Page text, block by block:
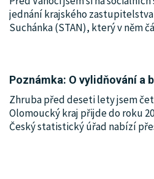
jednání krajského
Suchánka (STAN), který v něm
Poznámka: O vylidňování a
Zhruba před deseti lety jsem
Olomoucký kraj přijde do roku
Český statistický úřad nabízí